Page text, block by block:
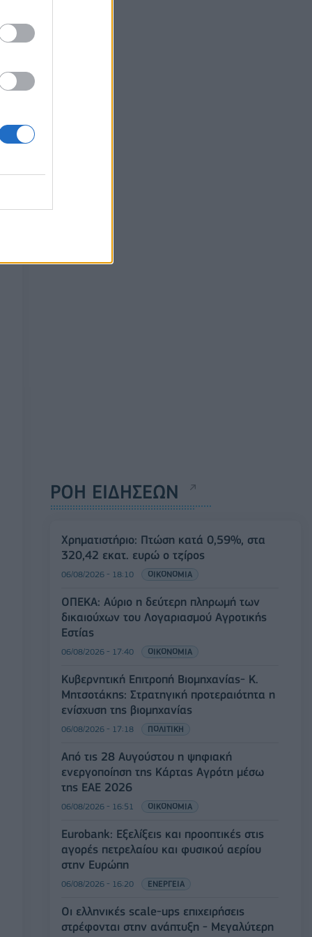
ΡΟΗ ΕΙΔΗΣΕΩΝ
Χρηματιστήριο: Πτώση κατά 0,59%, στα
320,42 εκατ. ευρώ ο τζίρος
06/08/2026 - 18:10 ΟΙΚΟΝΟΜΙΑ
ΟΠΕΚΑ: Αύριο η δεύτερη πληρωμή των
δικαιούχων του Λογαριασμού Αγροτικής
Εστίας
06/08/2026 - 17:40 ΟΙΚΟΝΟΜΙΑ
Κυβερνητική Επιτροπή Βιομηχανίας- Κ.
Μητσοτάκης: Στρατηγική προτεραιότητα η
ενίσχυση της βιομηχανίας
06/08/2026 - 17:18 ΠΟΛΙΤΙΚΗ
Από τις 28 Αυγούστου η ψηφιακή
ενεργοποίηση της Κάρτας Αγρότη μέσω
της ΕΑΕ 2026
06/08/2026 - 16:51 ΟΙΚΟΝΟΜΙΑ
Eurobank: Εξελίξεις και προοπτικές στις
αγορές πετρελαίου και φυσικού αερίου
στην Ευρώπη
06/08/2026 - 16:20 ΕΝΕΡΓΕΙΑ
Οι ελληνικές scale-ups επιχειρήσεις
στρέφονται στην ανάπτυξη - Μεγαλύτερη